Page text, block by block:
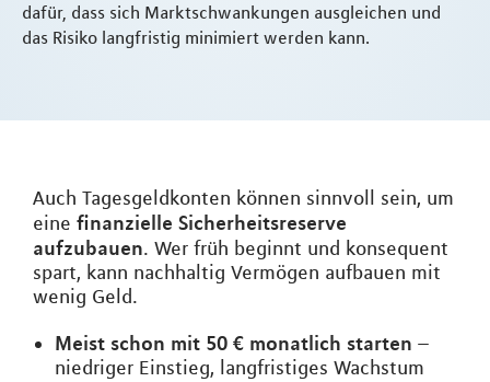
dafür, dass sich Marktschwankungen ausgleichen und
das Risiko langfristig minimiert werden kann.
Auch Tagesgeldkonten können sinnvoll sein, um
eine finanzielle Sicherheitsreserve
aufzubauen. Wer früh beginnt und konsequent
spart, kann nachhaltig Vermögen aufbauen mit
wenig Geld.
Meist schon mit 50 € monatlich starten –
niedriger Einstieg, langfristiges Wachstum